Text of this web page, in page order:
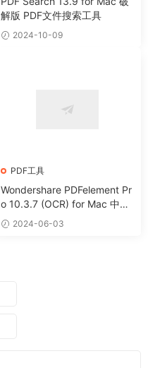
解版 PDF文件搜索工具
2024-10-09
PDF工具
Wondershare PDFelement Pr
o 10.3.7 (OCR) for Mac 中文
版 PDF編輯注釋轉換工具
2024-06-03